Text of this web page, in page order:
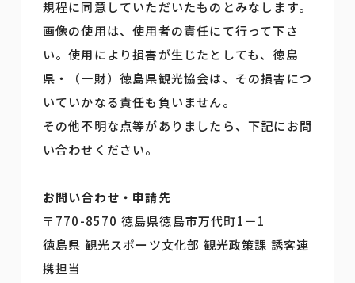
規程に同意していただいたものとみなします。
画像の使用は、使用者の責任にて行って下さ
い。使用により損害が生じたとしても、徳島
県・（一財）徳島県観光協会は、その損害につ
いていかなる責任も負いません。
その他不明な点等がありましたら、下記にお問
い合わせください。
お問い合わせ・申請先
〒770-8570 徳島県徳島市万代町1－1
徳島県 観光スポーツ文化部 観光政策課 誘客連
携担当